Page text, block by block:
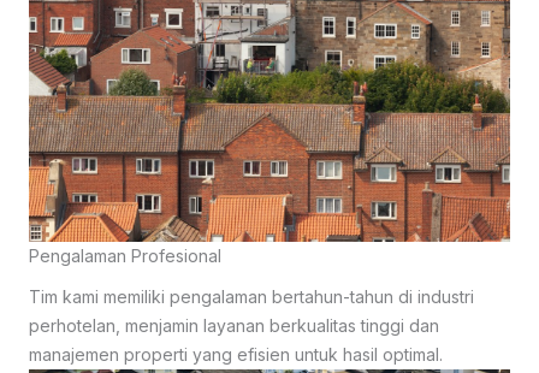
Pengalaman Profesional
Tim kami memiliki pengalaman bertahun-tahun di industri
perhotelan, menjamin layanan berkualitas tinggi dan
manajemen properti yang efisien untuk hasil optimal.